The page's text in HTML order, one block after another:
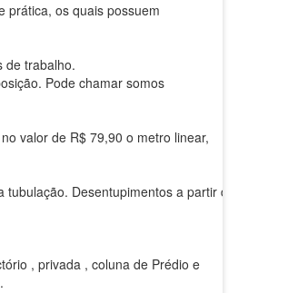
prática, os quais possuem
de trabalho.
Pode chamar somos
valor de R$ 79,90 o metro linear,
Desentupimentos a partir de
, privada , coluna de Prédio e